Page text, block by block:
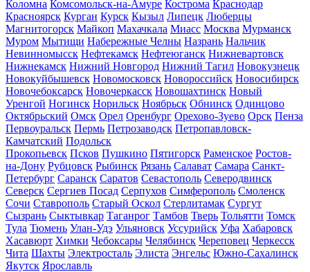
Коломна Комсомольск-на-Амуре Кострома Краснодар
Красноярск Курган Курск Кызыл Липецк Люберцы
Магнитогорск Майкоп Махачкала Миасс Москва Мурманск
Муром Мытищи Набережные Челны Назрань Нальчик
Невинномысск Нефтекамск Нефтеюганск Нижневартовск
Нижнекамск Нижний Новгород Нижний Тагил Новокузнецк
Новокуйбышевск Новомосковск Новороссийск Новосибирск
Новочебоксарск Новочеркасск Новошахтинск Новый
Уренгой Ногинск Норильск Ноябрьск Обнинск Одинцово
Октябрьский Омск Орел Оренбург Орехово-Зуево Орск Пенза
Первоуральск Пермь Петрозаводск Петропавловск-
Камчатский Подольск
Прокопьевск Псков Пушкино Пятигорск Раменское Ростов-
на-Дону Рубцовск Рыбинск Рязань Салават Самара Санкт-
Петербург Саранск Саратов Севастополь Северодвинск
Северск Сергиев Посад Серпухов Симферополь Смоленск
Сочи Ставрополь Старый Оскол Стерлитамак Сургут
Сызрань Сыктывкар Таганрог Тамбов Тверь Тольятти Томск
Тула Тюмень Улан-Удэ Ульяновск Уссурийск Уфа Хабаровск
Хасавюрт Химки Чебоксары Челябинск Череповец Черкесск
Чита Шахты Электросталь Элиста Энгельс Южно-Сахалинск
Якутск Ярославль